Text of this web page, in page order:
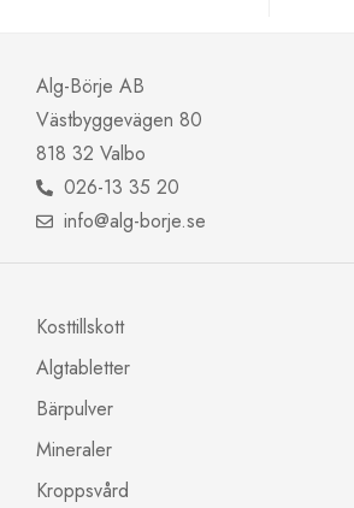
Alg-Börje AB
Västbyggevägen 80
818 32 Valbo
026-13 35 20
info@alg-borje.se
Kosttillskott
Algtabletter
Bärpulver
Mineraler
Kroppsvård